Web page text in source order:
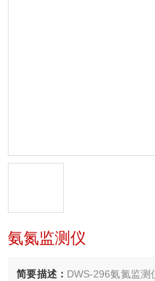
氨氮监测仪
简要描述： DWS-296氨氮监测